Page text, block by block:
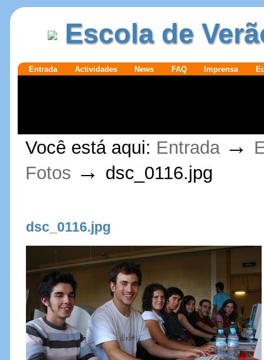
Ir para o
Escola de
SecçõesEntrada Actividades News FAQ Imprensa
Pessoais
Você está aqui: Entrada →
Fotos → dsc_0116.jpg
dsc_0116.jpg